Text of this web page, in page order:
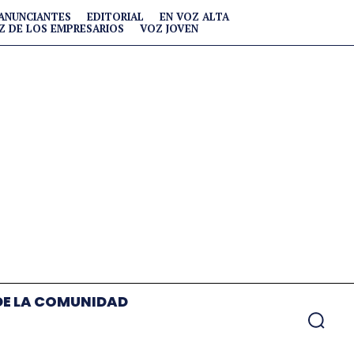
EDITORIAL
EN VOZ ALTA
DE LOS EMPRESARIOS
VOZ JOVEN
LA COMUNIDAD